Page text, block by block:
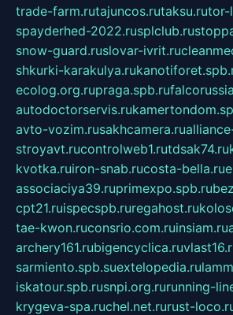
trade-farm.rutajuncos.rutaksu.rutor-
spayderhed-2022.rusplclub.ru
snow-guard.ruslovar-ivrit.ru
shkurki-karakulya.ru
ecolog.org.rupraga.spb.ru
autodoctorservis.ru
avto-vozim.rusakhcamera.ru
stroyavt.rucontrolweb1.rutdsak74.ru
kvotka.ruiron-snab.rucosta-bella.ru
associaciya39.ruprimexpo.spb.ru
cpt21.ruispecspb.ruregahost.ru
tae-kwon.ruconsrio.com.ruinsiam.ru
archery161.rubigencyclica.ru
sarmiento.spb.suextelopedia.ru
iskatour.spb.rusnpi.org.rurunning-
krygeva-spa.ruchel.net.rurust-